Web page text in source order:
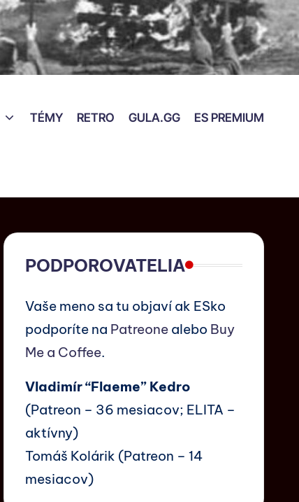
TÉMY RETRO GULA.GG ES PREMIUM
PODPOROVATELIA
Vaše meno sa tu objaví ak ESko
podporíte na Patreonealebo Buy
Me a Coffee.
Vladimír “Flaeme” Kedro
(Patreon – 36 mesiacov; ELITA –
aktívny)
Tomáš Kolárik (Patreon – 14
mesiacov)